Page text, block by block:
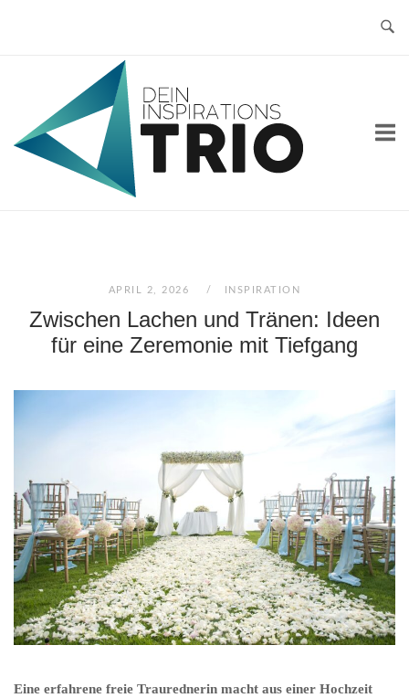
APRIL 2, 2026 INSPIRATION
Zwischen Lachen und Tränen: Ideen
für eine Zeremonie mit Tiefgang
Eine erfahrene freie Traurednerin macht aus einer Hochzeit